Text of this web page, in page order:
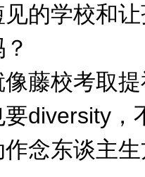
的学校和
藤校考取
diversity，
念东谈主